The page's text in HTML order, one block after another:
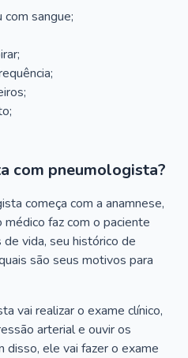
sangue;
com pneumologista?
começa com a anamnese,
faz com o paciente
vida, seu histórico de
são seus motivos para
vai realizar o exame clínico,
arterial e ouvir os
disso, ele vai fazer o exame